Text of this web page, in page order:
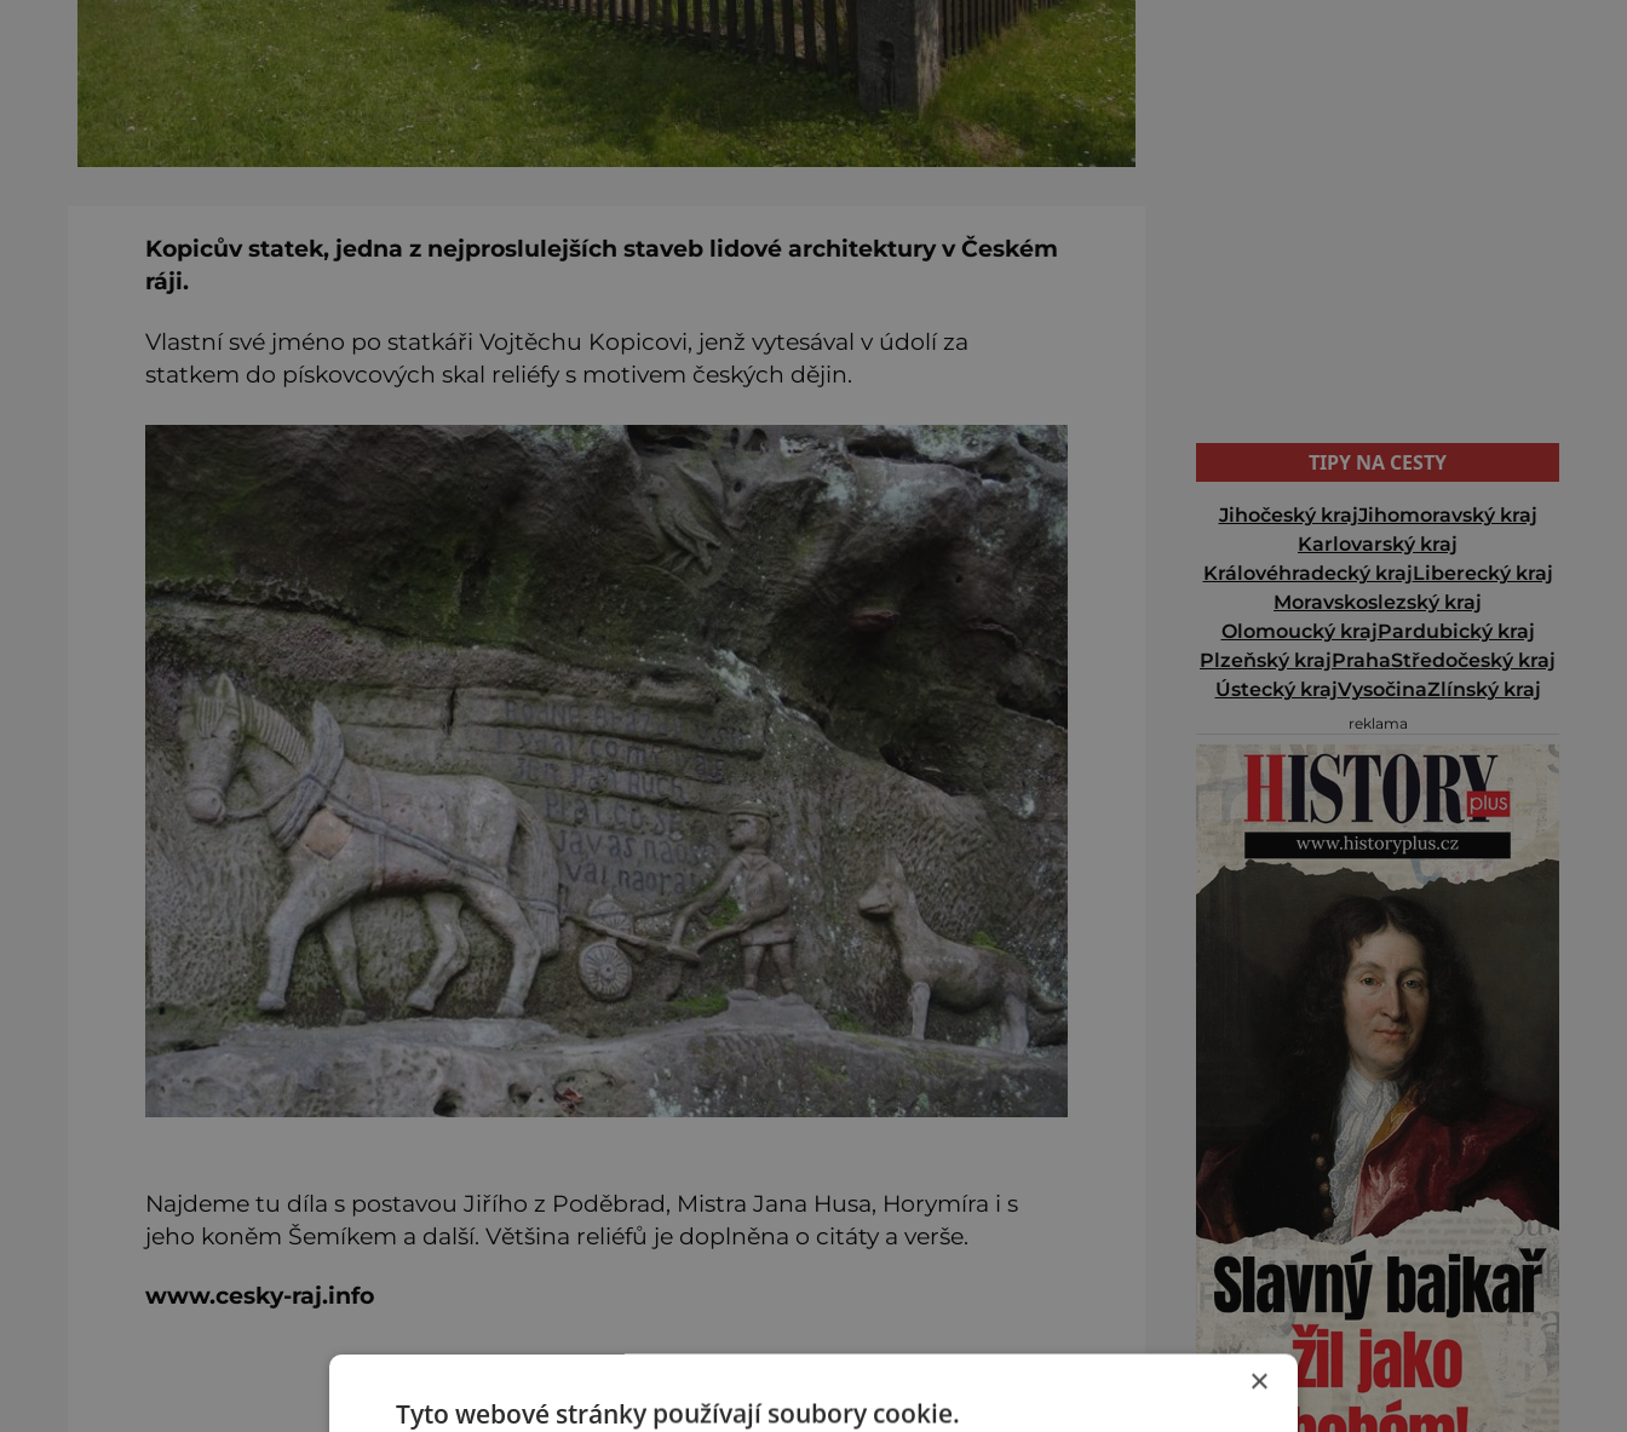
Kopicův statek, jedna z nejproslulejších staveb lidové architektury v Českém
ráji.
Vlastní své jméno po statkáři Vojtěchu Kopicovi, jenž vytesával v údolí za
statkem do pískovcových skal reliéfy s motivem českých dějin.
Najdeme tu díla s postavou Jiřího z Poděbrad, Mistra Jana Husa, Horymíra i s
jeho koněm Šemíkem a další. Většina reliéfů je doplněna o citáty a verše.
www.cesky-raj.info
TIPY NA CESTY
Jihočeský krajJihomoravský kraj
Karlovarský kraj
Královéhradecký krajLiberecký kraj
Moravskoslezský kraj
Olomoucký krajPardubický kraj
Plzeňský krajPrahaStředočeský kraj
Ústecký krajVysočinaZlínský kraj
reklama
×
Tyto webové stránky používají soubory cookie.